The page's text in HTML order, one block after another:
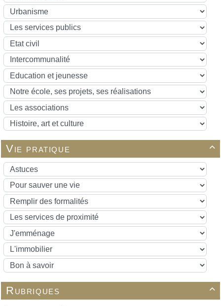

Vie pratique

Rubriques